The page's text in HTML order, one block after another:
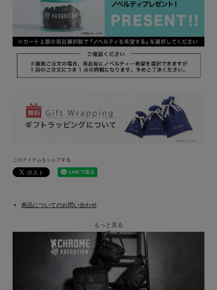
このアイテムをシェアする
商品についてのお問い合わせ
もっと見る